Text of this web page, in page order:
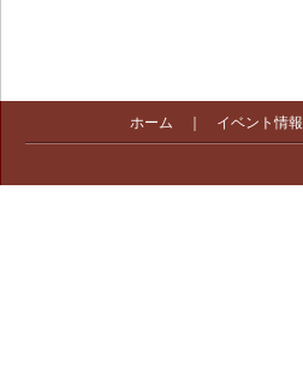
ホーム イベント情報